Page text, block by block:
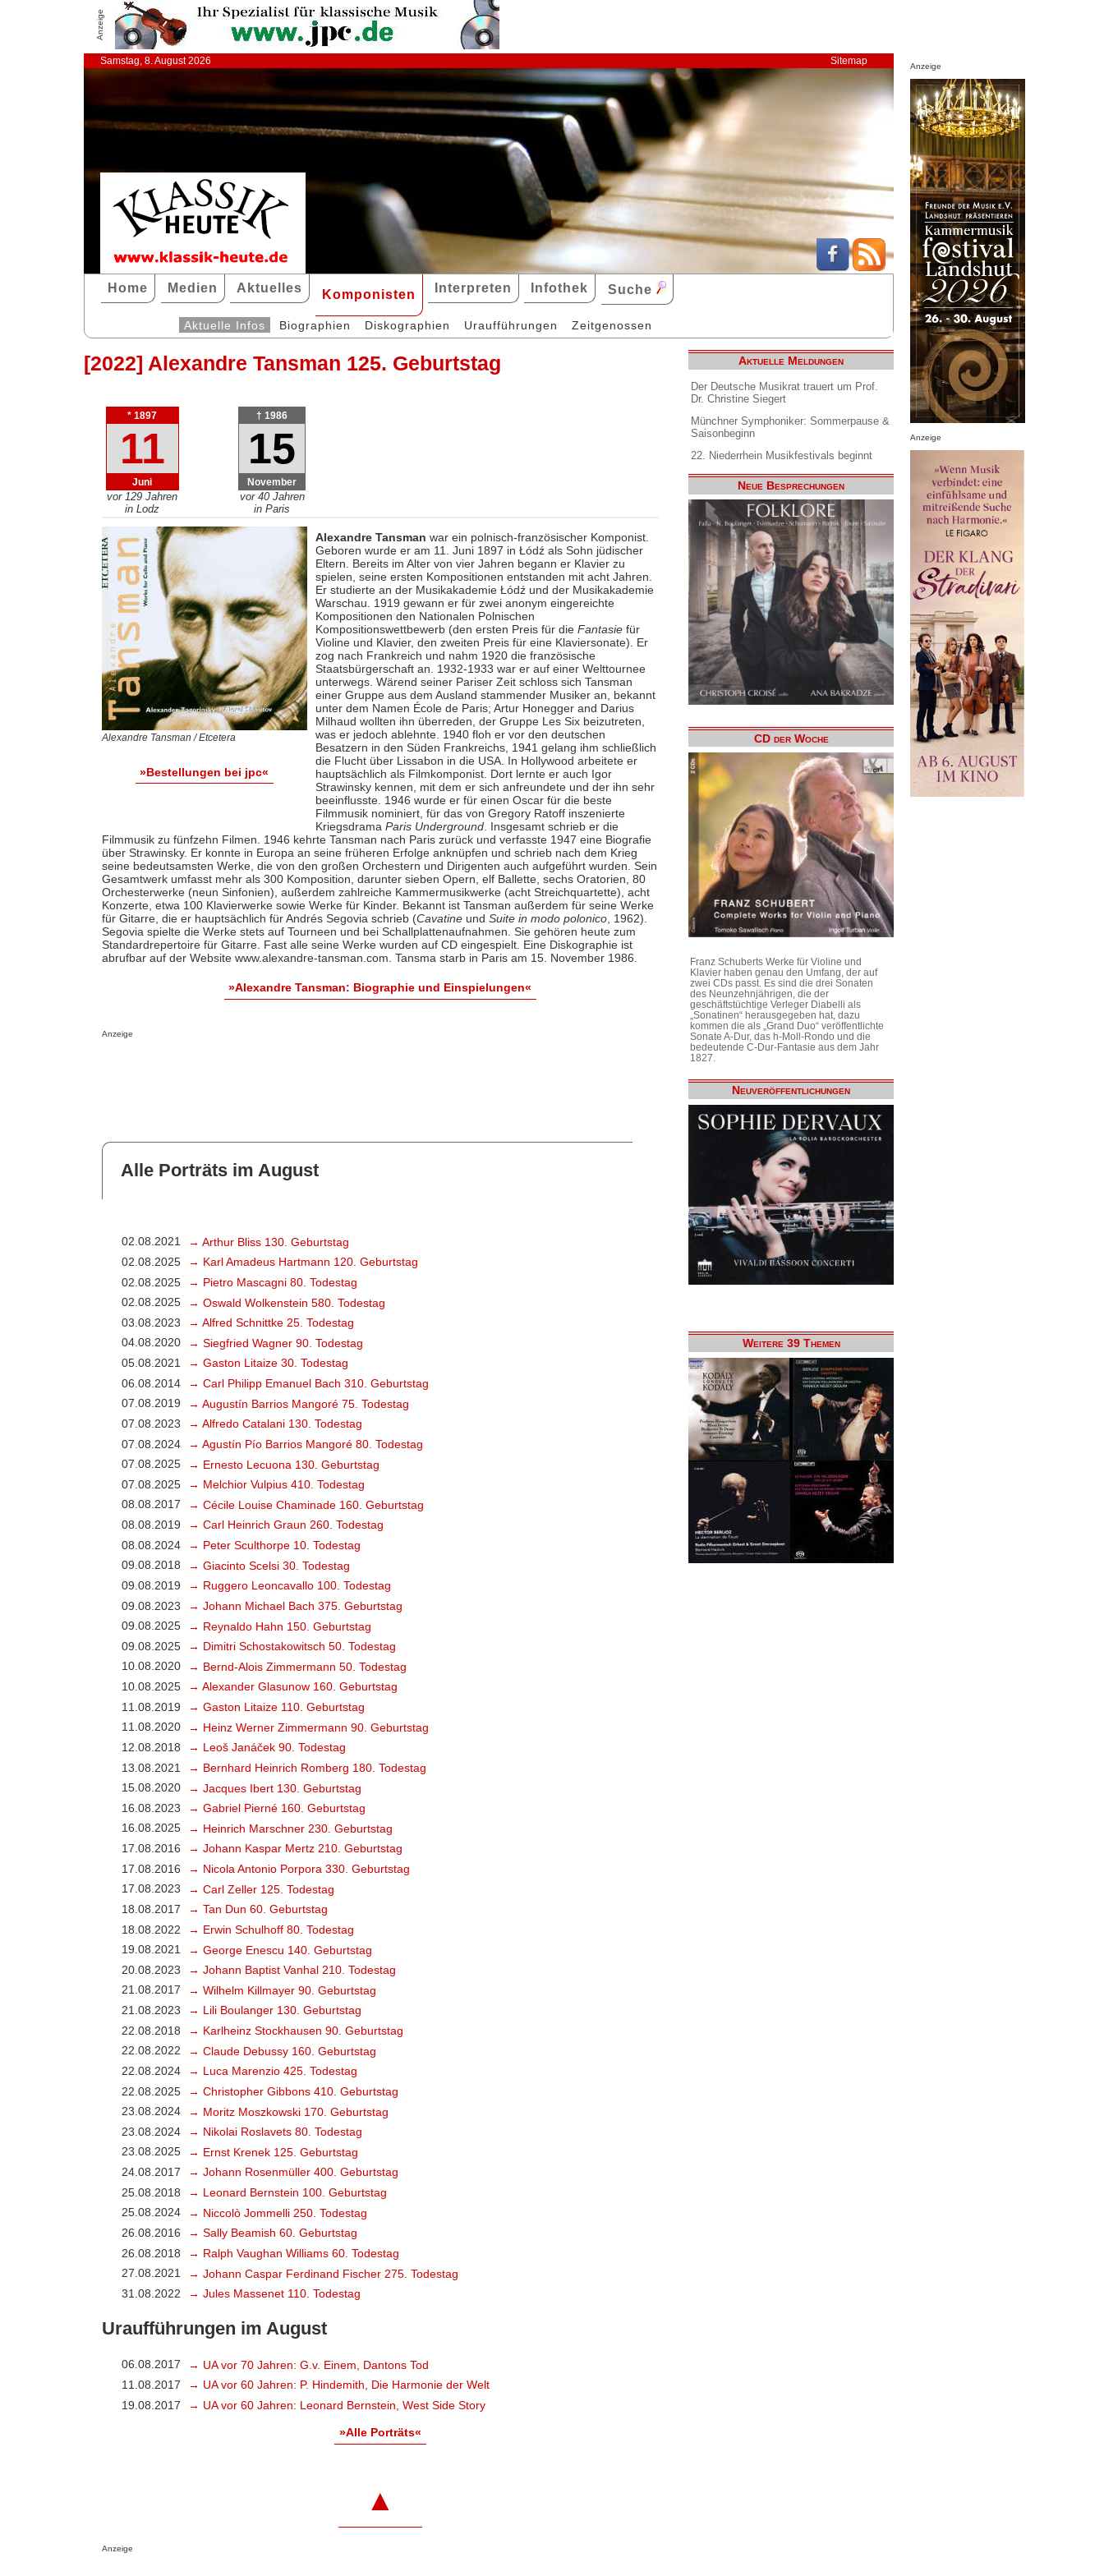
Anzeige
Samstag, 8. August 2026 Sitemap
Home Medien Aktuelles Komponisten Interpreten Infothek Suche
Aktuelle Infos Biographien Diskographien Uraufführungen Zeitgenossen
[2022] Alexandre Tansman 125. Geburtstag
* 1897
11
Juni
vor 129 Jahren
in Lodz
† 1986
15
November
vor 40 Jahren
in Paris
Alexandre Tansman / Etcetera
»Bestellungen bei jpc«
Alexandre Tansman war ein polnisch-französischer Komponist.
Geboren wurde er am 11. Juni 1897 in Łódź als Sohn jüdischer
Eltern. Bereits im Alter von vier Jahren begann er Klavier zu
spielen, seine ersten Kompositionen entstanden mit acht Jahren.
Er studierte an der Musikakademie Łódź und der Musikakademie
Warschau. 1919 gewann er für zwei anonym eingereichte
Kompositionen den Nationalen Polnischen
Kompositionswettbewerb (den ersten Preis für die Fantasiefür
Violine und Klavier, den zweiten Preis für eine Klaviersonate). Er
zog nach Frankreich und nahm 1920 die französische
Staatsbürgerschaft an. 1932-1933 war er auf einer Welttournee
unterwegs. Wärend seiner Pariser Zeit schloss sich Tansman
einer Gruppe aus dem Ausland stammender Musiker an, bekannt
unter dem Namen École de Paris; Artur Honegger and Darius
Milhaud wollten ihn überreden, der Gruppe Les Six beizutreten,
was er jedoch ablehnte. 1940 floh er vor den deutschen
Besatzern in den Süden Frankreichs, 1941 gelang ihm schließlich
die Flucht über Lissabon in die USA. In Hollywood arbeitete er
hauptsächlich als Filmkomponist. Dort lernte er auch Igor
Strawinsky kennen, mit dem er sich anfreundete und der ihn sehr
beeinflusste. 1946 wurde er für einen Oscar für die beste
Filmmusik nominiert, für das von Gregory Ratoff inszenierte
Kriegsdrama Paris Underground. Insgesamt schrieb er die
Filmmusik zu fünfzehn Filmen. 1946 kehrte Tansman nach Paris zurück und verfasste 1947 eine Biografie
über Strawinsky. Er konnte in Europa an seine früheren Erfolge anknüpfen und schrieb nach dem Krieg
seine bedeutsamsten Werke, die von den großen Orchestern und Dirigenten auch aufgeführt wurden. Sein
Gesamtwerk umfasst mehr als 300 Komposition, darunter sieben Opern, elf Ballette, sechs Oratorien, 80
Orchesterwerke (neun Sinfonien), außerdem zahlreiche Kammermusikwerke (acht Streichquartette), acht
Konzerte, etwa 100 Klavierwerke sowie Werke für Kinder. Bekannt ist Tansman außerdem für seine Werke
für Gitarre, die er hauptsächlich für Andrés Segovia schrieb (Cavatineund Suite in modo polonico, 1962).
Segovia spielte die Werke stets auf Tourneen und bei Schallplattenaufnahmen. Sie gehören heute zum
Standardrepertoire für Gitarre. Fast alle seine Werke wurden auf CD eingespielt. Eine Diskographie ist
abrufbar auf der Website www.alexandre-tansman.com. Tansma starb in Paris am 15. November 1986.
»Alexandre Tansman: Biographie und Einspielungen«
Anzeige
Alle Porträts im August
02.08.2021
→ Arthur Bliss 130. Geburtstag
02.08.2025
→ Karl Amadeus Hartmann 120. Geburtstag
02.08.2025
→ Pietro Mascagni 80. Todestag
02.08.2025
→ Oswald Wolkenstein 580. Todestag
03.08.2023
→ Alfred Schnittke 25. Todestag
04.08.2020
→ Siegfried Wagner 90. Todestag
05.08.2021
→ Gaston Litaize 30. Todestag
06.08.2014
→ Carl Philipp Emanuel Bach 310. Geburtstag
07.08.2019
→ Augustín Barrios Mangoré 75. Todestag
07.08.2023
→ Alfredo Catalani 130. Todestag
07.08.2024
→ Agustín Pío Barrios Mangoré 80. Todestag
07.08.2025
→ Ernesto Lecuona 130. Geburtstag
07.08.2025
→ Melchior Vulpius 410. Todestag
08.08.2017
→ Cécile Louise Chaminade 160. Geburtstag
08.08.2019
→ Carl Heinrich Graun 260. Todestag
08.08.2024
→ Peter Sculthorpe 10. Todestag
09.08.2018
→ Giacinto Scelsi 30. Todestag
09.08.2019
→ Ruggero Leoncavallo 100. Todestag
09.08.2023
→ Johann Michael Bach 375. Geburtstag
09.08.2025
→ Reynaldo Hahn 150. Geburtstag
09.08.2025
→ Dimitri Schostakowitsch 50. Todestag
10.08.2020
→ Bernd-Alois Zimmermann 50. Todestag
10.08.2025
→ Alexander Glasunow 160. Geburtstag
11.08.2019
→ Gaston Litaize 110. Geburtstag
11.08.2020
→ Heinz Werner Zimmermann 90. Geburtstag
12.08.2018
→ Leoš Janáček 90. Todestag
13.08.2021
→ Bernhard Heinrich Romberg 180. Todestag
15.08.2020
→ Jacques Ibert 130. Geburtstag
16.08.2023
→ Gabriel Pierné 160. Geburtstag
16.08.2025
→ Heinrich Marschner 230. Geburtstag
17.08.2016
→ Johann Kaspar Mertz 210. Geburtstag
17.08.2016
→ Nicola Antonio Porpora 330. Geburtstag
17.08.2023
→ Carl Zeller 125. Todestag
18.08.2017
→ Tan Dun 60. Geburtstag
18.08.2022
→ Erwin Schulhoff 80. Todestag
19.08.2021
→ George Enescu 140. Geburtstag
20.08.2023
→ Johann Baptist Vanhal 210. Todestag
21.08.2017
→ Wilhelm Killmayer 90. Geburtstag
21.08.2023
→ Lili Boulanger 130. Geburtstag
22.08.2018
→ Karlheinz Stockhausen 90. Geburtstag
22.08.2022
→ Claude Debussy 160. Geburtstag
22.08.2024
→ Luca Marenzio 425. Todestag
22.08.2025
→ Christopher Gibbons 410. Geburtstag
23.08.2024
→ Moritz Moszkowski 170. Geburtstag
23.08.2024
→ Nikolai Roslavets 80. Todestag
23.08.2025
→ Ernst Krenek 125. Geburtstag
24.08.2017
→ Johann Rosenmüller 400. Geburtstag
25.08.2018
→ Leonard Bernstein 100. Geburtstag
25.08.2024
→ Niccolò Jommelli 250. Todestag
26.08.2016
→ Sally Beamish 60. Geburtstag
26.08.2018
→ Ralph Vaughan Williams 60. Todestag
27.08.2021
→ Johann Caspar Ferdinand Fischer 275. Todestag
31.08.2022
→ Jules Massenet 110. Todestag
Uraufführungen im August
06.08.2017
→ UA vor 70 Jahren: G.v. Einem, Dantons Tod
11.08.2017
→ UA vor 60 Jahren: P. Hindemith, Die Harmonie der Welt
19.08.2017
→ UA vor 60 Jahren: Leonard Bernstein, West Side Story
»Alle Porträts«
▲
Anzeige
Aktuelle Meldungen
Der Deutsche Musikrat trauert um Prof.
Dr. Christine Siegert
Münchner Symphoniker: Sommerpause &
Saisonbeginn
22. Niederrhein Musikfestivals beginnt
Neue Besprechungen
CD der Woche
Franz Schuberts Werke für Violine und
Klavier haben genau den Umfang, der auf
zwei CDs passt. Es sind die drei Sonaten
des Neunzehnjährigen, die der
geschäftstüchtige Verleger Diabelli als
„Sonatinen“ herausgegeben hat, dazu
kommen die als „Grand Duo“ veröffentlichte
Sonate A-Dur, das h-Moll-Rondo und die
bedeutende C-Dur-Fantasie aus dem Jahr
1827.
Neuveröffentlichungen
Weitere 39 Themen
Anzeige
Anzeige